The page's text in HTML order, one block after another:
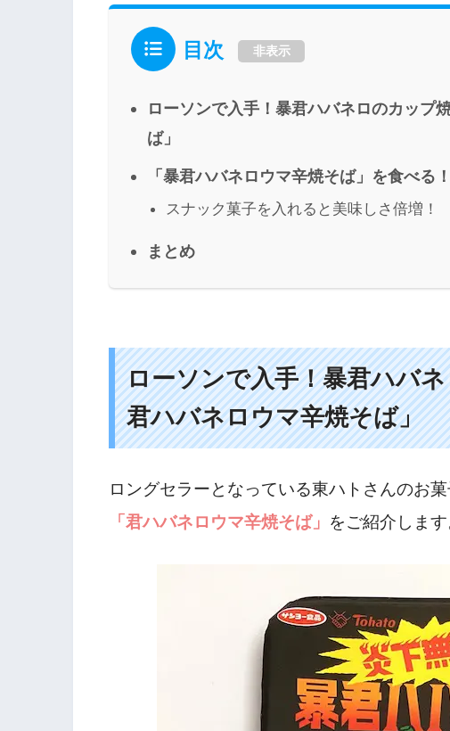
目次 非表示
ローソンで入手！暴君ハバネロのカップ
ば」
「暴君ハバネロウマ辛焼そば」を食べる！
スナック菓子を入れると美味しさ倍増！
まとめ
ローソンで入手！暴君ハバ
君ハバネロウマ辛焼そば」
ロングセラーとなっている東ハトさんのお
「君ハバネロウマ辛焼そば」 をご紹介します